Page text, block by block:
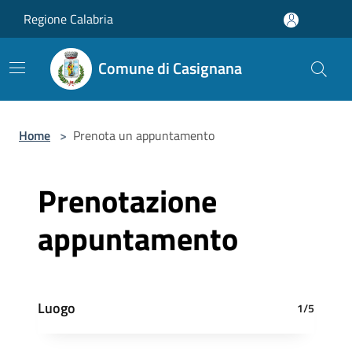
Regione Calabria
Comune di Casignana
Home > Prenota un appuntamento
Prenotazione
appuntamento
Luogo 1/5